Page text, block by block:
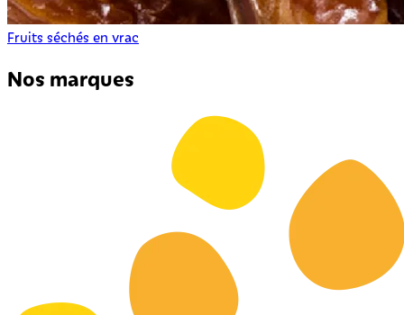
Fruits séchés en vrac
Nos marques